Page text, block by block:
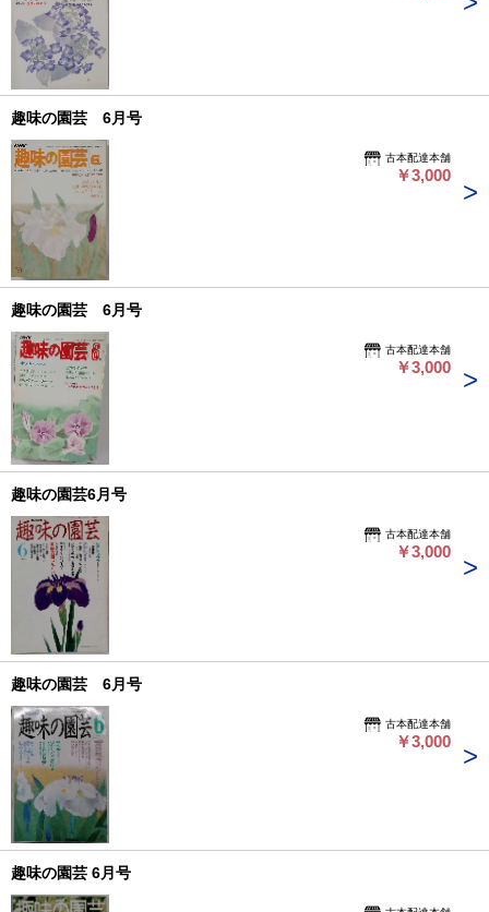
趣味の園芸 6月号
古本配達本舗
￥3,000
趣味の園芸 6月号
古本配達本舗
￥3,000
趣味の園芸6月号
古本配達本舗
￥3,000
趣味の園芸 6月号
古本配達本舗
￥3,000
趣味の園芸 6月号